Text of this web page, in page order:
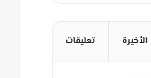
الأخيرة تعليقات